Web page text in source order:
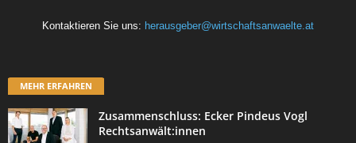
Kontaktieren Sie uns: herausgeber@wirtschaftsanwaelte.at
MEHR ERFAHREN
Zusammenschluss: Ecker Pindeus Vogl
Rechtsanwält:innen